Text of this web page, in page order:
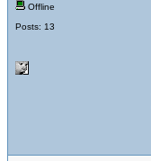
Offline
Posts: 13